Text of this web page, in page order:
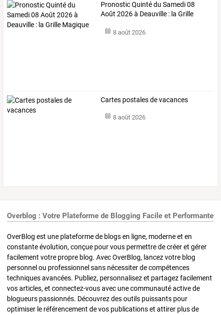
Pronostic Quinté du Samedi 08
Août 2026 à Deauville : la Grille
8 août 2026
Cartes postales de vacances
8 août 2026
Overblog : Votre Plateforme de Blogging Facile et Performante
OverBlog est une plateforme de blogs en ligne, moderne et en
constante évolution, conçue pour vous permettre de créer et gérer
facilement votre propre blog. Avec OverBlog, lancez votre blog
personnel ou professionnel sans nécessiter de compétences
techniques avancées. Publiez, personnalisez et partagez facilement
vos articles, et connectez-vous avec une communauté active de
blogueurs passionnés. Découvrez des outils puissants pour
optimiser le référencement de vos publications et attirer plus de